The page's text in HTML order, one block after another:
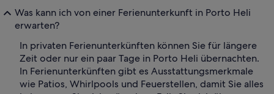
Was kann ich von einer Ferienunterkunft in Porto Heli
erwarten?
In privaten Ferienunterkünften können Sie für längere
Zeit oder nur ein paar Tage in Porto Heli übernachten.
In Ferienunterkünften gibt es Ausstattungsmerkmale
wie Patios, Whirlpools und Feuerstellen, damit Sie alles